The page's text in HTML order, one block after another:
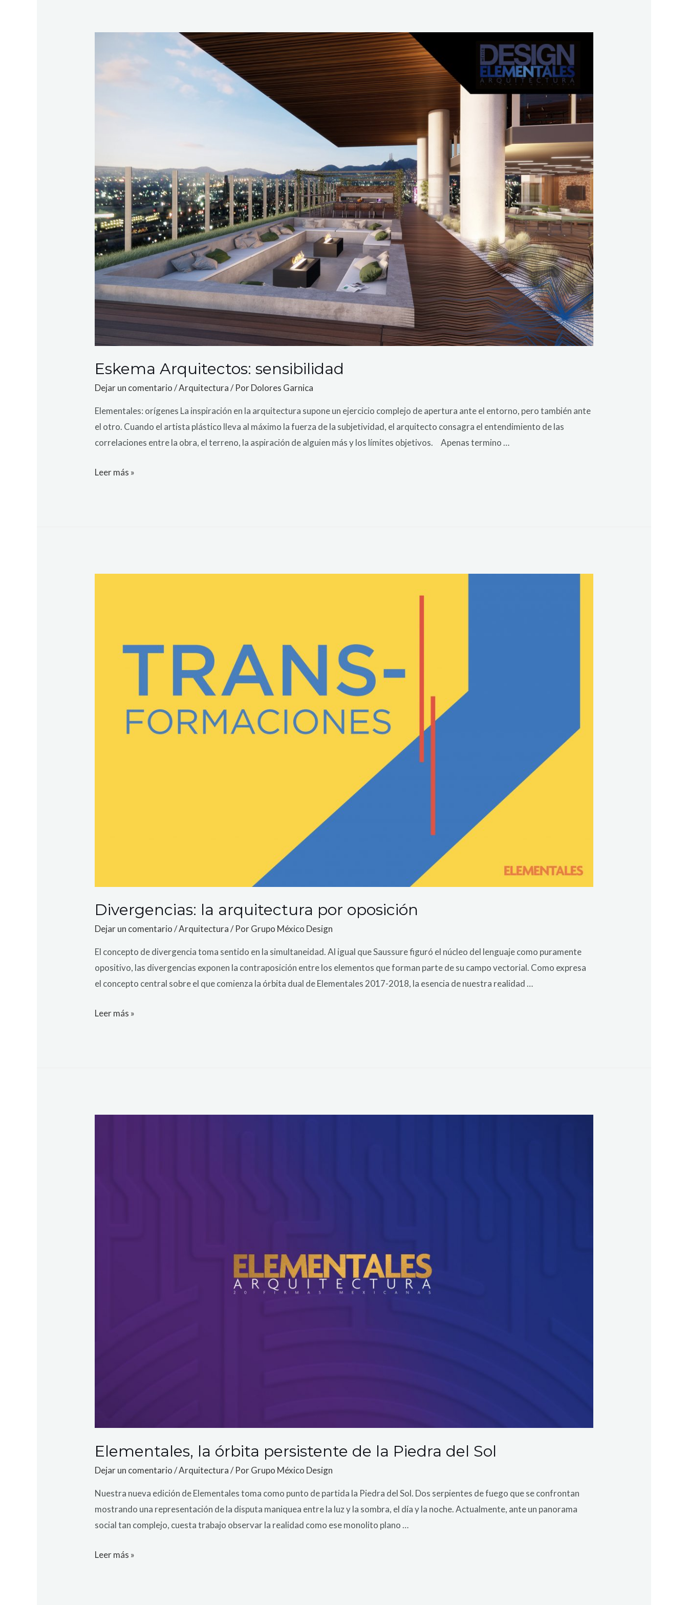
Eskema Arquitectos: sensibilidad
Dejar un comentario /Arquitectura/ PorDolores Garnica
Elementales: orígenes La inspiración en la arquitectura supone un ejercicio complejo de apertura ante el entorno, pero también ante
el otro. Cuando el artista plástico lleva al máximo la fuerza de la subjetividad, el arquitecto consagra el entendimiento de las
correlaciones entre la obra, el terreno, la aspiración de alguien más y los límites objetivos. Apenas termino …
Leer más »
Divergencias: la arquitectura por oposición
Dejar un comentario /Arquitectura/ PorGrupo México Design
El concepto de divergencia toma sentido en la simultaneidad. Al igual que Saussure figuró el núcleo del lenguaje como puramente
opositivo, las divergencias exponen la contraposición entre los elementos que forman parte de su campo vectorial. Como expresa
el concepto central sobre el que comienza la órbita dual de Elementales 2017-2018, la esencia de nuestra realidad …
Leer más »
Elementales, la órbita persistente de la Piedra del Sol
Dejar un comentario /Arquitectura/ PorGrupo México Design
Nuestra nueva edición de Elementales toma como punto de partida la Piedra del Sol. Dos serpientes de fuego que se confrontan
mostrando una representación de la disputa maniquea entre la luz y la sombra, el día y la noche. Actualmente, ante un panorama
social tan complejo, cuesta trabajo observar la realidad como ese monolito plano …
Leer más »